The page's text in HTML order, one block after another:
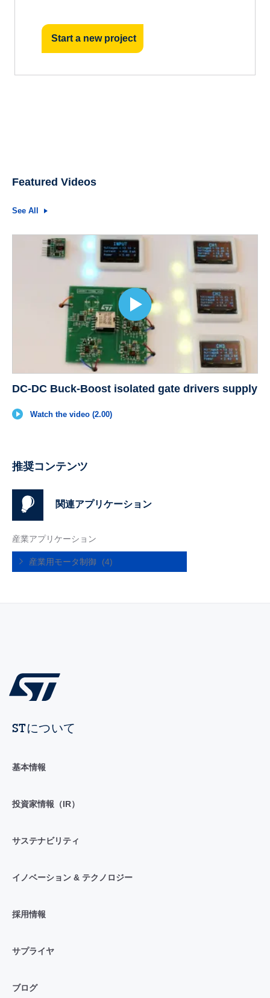
Start a new project
Featured Videos
See All
DC-DC Buck-Boost isolated gate drivers supply
Watch the video (2.00)
推奨コンテンツ
関連アプリケーション
産業アプリケーション
産業用モータ制御 (4)
STについて
基本情報
投資家情報（IR）
サステナビリティ
イノベーション & テクノロジー
採用情報
サプライヤ
ブログ